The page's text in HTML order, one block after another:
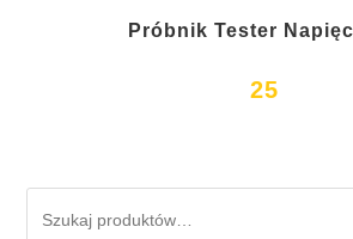
Próbnik Tester
25